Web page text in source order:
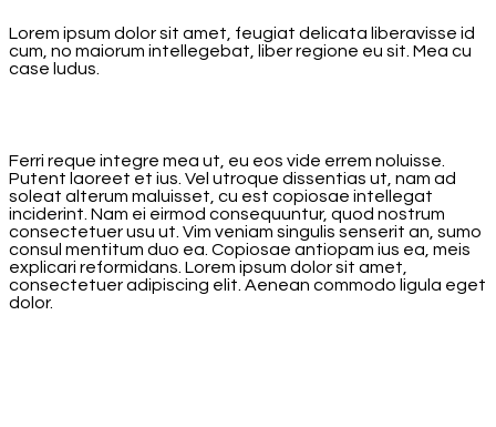
Lorem ipsum dolor sit amet, feugiat delicata liberavisse id
cum, no maiorum intellegebat, liber regione eu sit. Mea cu
case ludus.
Ferri reque integre mea ut, eu eos vide errem noluisse.
Putent laoreet et ius. Vel utroque dissentias ut, nam ad
soleat alterum maluisset, cu est copiosae intellegat
inciderint. Nam ei eirmod consequuntur, quod nostrum
consectetuer usu ut. Vim veniam singulis senserit an, sumo
consul mentitum duo ea. Copiosae antiopam ius ea, meis
explicari reformidans. Lorem ipsum dolor sit amet,
consectetuer adipiscing elit. Aenean commodo ligula eget
dolor.